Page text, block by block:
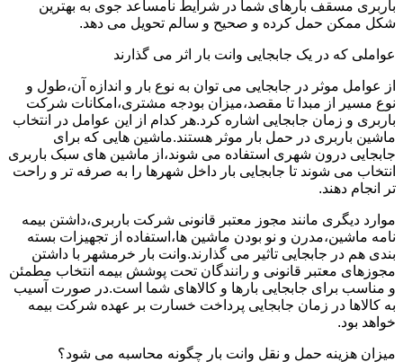
باربری مسقف بارهای شما در شرایط نامساعد جوی به بهترین
شکل ممکن حمل کرده و صحیح و سالم تحویل می دهد.
عواملی که در یک جابجایی وانت بار اثر می گذارند
از عوامل موثر در جابجایی می توان به نوع بار و اندازه آن،طول و
نوع مسیر از مبدا تا مقصد،میزان بودجه مشتری،امکانات شرکت
باربری و زمان جابجایی اشاره کرد.هر کدام از این عوامل در انتخاب
ماشین باربری در حمل بار موثر هستند.ماشین هایی که برای
جابجایی درون شهری استفاده می شوند،از ماشین های سبک باربری
انتخاب می شوند تا جابجایی بار داخل شهرها را به صرفه تر و راحت
تر انجام دهند.
موارد دیگری مانند مجوز معتبر قانونی شرکت باربری،داشتن بیمه
نامه ماشین،مدرن و نو بودن ماشین ها،استفاده از تجهیزات بسته
بندی هم در جابجایی تاثیر می گذارند.وانت بار خرمشهر با داشتن
مجوزهای معتبر قانونی و رانندگان تحت پوشش بیمه انتخاب مطمئن
و مناسب برای جابجایی بارها و کالاهای شما است.در صورت آسیب
به کالاها در زمان جابجایی پرداخت خسارت بر عهده شرکت بیمه
خواهد بود.
میزان هزینه حمل و نقل وانت بار چگونه محاسبه می شود؟